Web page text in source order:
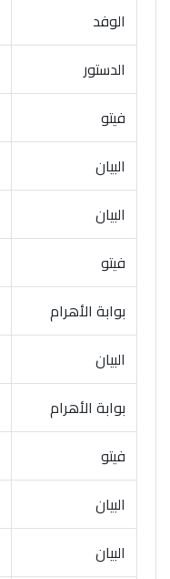
الوفد
الدستور
فيتو
البيان
البيان
فيتو
بوابة الأهرام
البيان
بوابة الأهرام
فيتو
البيان
البيان